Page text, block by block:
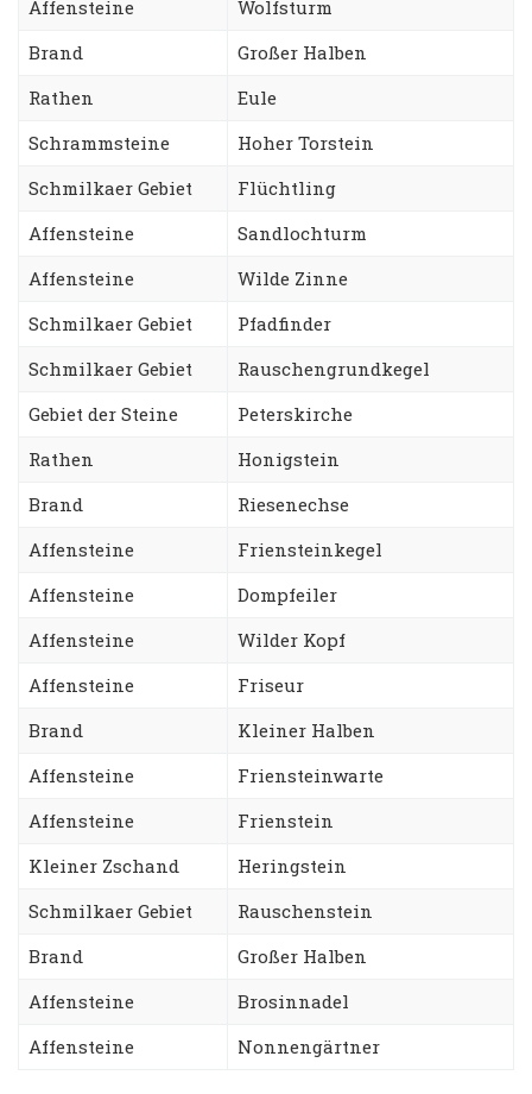
Affensteine
Wolfsturm
Brand
Großer Halben
Rathen
Eule
Schrammsteine
Hoher Torstein
Schmilkaer Gebiet
Flüchtling
Affensteine
Sandlochturm
Affensteine
Wilde Zinne
Schmilkaer Gebiet
Pfadfinder
Schmilkaer Gebiet
Rauschengrundkegel
Gebiet der Steine
Peterskirche
Rathen
Honigstein
Brand
Riesenechse
Affensteine
Friensteinkegel
Affensteine
Dompfeiler
Affensteine
Wilder Kopf
Affensteine
Friseur
Brand
Kleiner Halben
Affensteine
Friensteinwarte
Affensteine
Frienstein
Kleiner Zschand
Heringstein
Schmilkaer Gebiet
Rauschenstein
Brand
Großer Halben
Affensteine
Brosinnadel
Affensteine
Nonnengärtner